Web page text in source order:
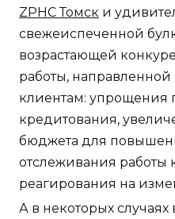
ZPHC Томск и
свежеиспеченной
возрастающей
работы,
клиентам: упрощения
кредитования,
бюджета для
отслеживания работы
реагирования на
А в некоторых случаях